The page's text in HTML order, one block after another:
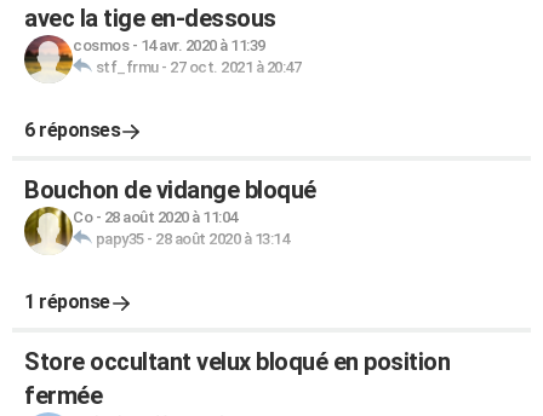
avec la tige en-dessous
cosmos- 14 avr. 2020 à 11:39
stf_frmu- 27 oct. 2021 à 20:47
6 réponses
Bouchon de vidange bloqué
Co- 28 août 2020 à 11:04
papy35- 28 août 2020 à 13:14
1 réponse
Store occultant velux bloqué en position
fermée